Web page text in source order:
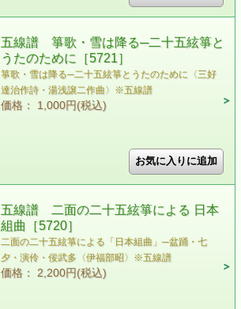
五線譜 箏歌・雪は降る─二十五絃箏と
うたのために［5721］
箏歌・雪は降る─二十五絃箏とうたのために〈三好
達治作詩・湯浅譲二作曲〉※五線譜
価格： 1,000円(税込)
五線譜 二面の二十五絃箏による 日本
組曲［5720］
二面の二十五絃箏による「日本組曲」─盆踊・七
夕・演伶・佞武多〈伊福部昭〉※五線譜
価格： 2,200円(税込)